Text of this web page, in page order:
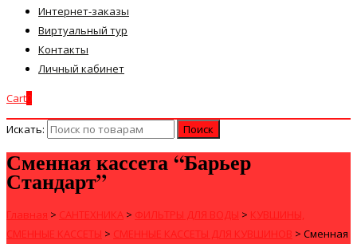
Интернет-заказы
Виртуальный тур
Контакты
Личный кабинет
Cart
Искать:
Сменная кассета “Барьер
Стандарт”
Главная > САНТЕХНИКА > ФИЛЬТРЫ ДЛЯ ВОДЫ > КУВШИНЫ,
СМЕННЫЕ КАССЕТЫ > СМЕННЫЕ КАССЕТЫ ДЛЯ КУВШИНОВ > Сменная